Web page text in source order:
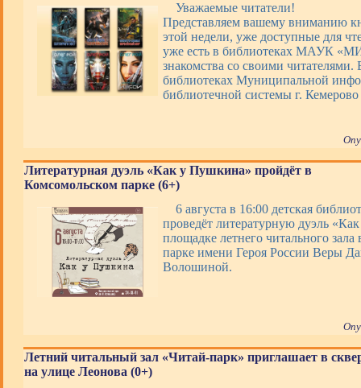
Уважаемые читатели!
Представляем вашему вниманию
этой недели, уже доступные для
уже есть в библиотеках МАУК
знакомства со своими читателями.
библиотеках Муниципальной
библиотечной системы г. Кемерово
Литературная дуэль «Как у Пушкина» пройдёт в
Комсомольском парке (6+)
6 августа в 16:00 детская
проведёт литературную дуэль
площадке летнего читального
парке имени Героя России Веры
Волошиной.
Летний читальный зал «Читай-парк» приглашает в
на улице Леонова (0+)